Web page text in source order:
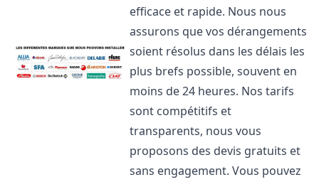
efficace et rapide. Nous nous
assurons que vos dérangements
soient résolus dans les délais les
plus brefs possible, souvent en
moins de 24 heures. Nos tarifs
sont compétitifs et
transparents, nous vous
proposons des devis gratuits et
sans engagement. Vous pouvez